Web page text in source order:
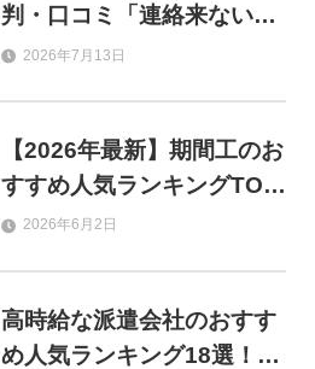
判・口コミ「連絡来ない」
は本当？年収アップの実情
2026年7月13日
【2026年最新】期間工のお
すすめ人気ランキングTOP
8！目的別の選び方から優
2026年6月2日
高時給な派遣会社のおすす
め人気ランキング18選！職